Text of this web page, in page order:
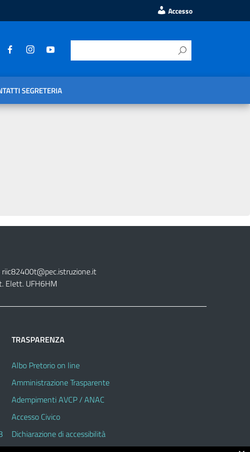
Accesso
SEGRETERIA
riic82400t@pec.istruzione.it
Elett. UFH6HM
TRASPARENZA
Albo Pretorio on line
Amministrazione Trasparente
Adempimenti AVCP / ANAC
Accesso Civico
Dichiarazione di accessibilità